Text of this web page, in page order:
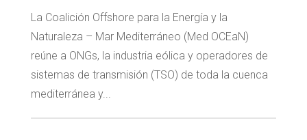
La Coalición Offshore para la Energía y la
Naturaleza – Mar Mediterráneo (Med OCEaN)
reúne a ONGs, la industria eólica y operadores de
sistemas de transmisión (TSO) de toda la cuenca
mediterránea y...